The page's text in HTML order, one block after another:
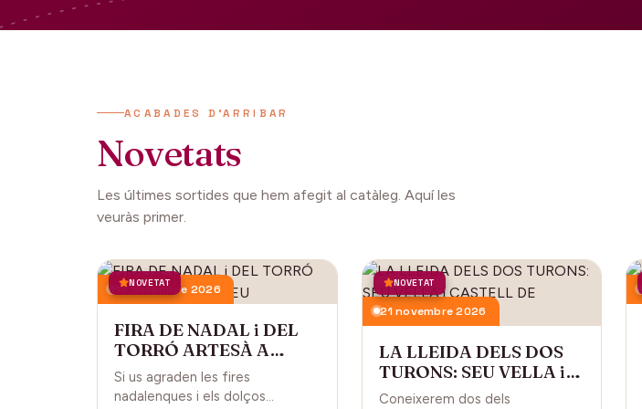
ACABADES D'ARRIBAR
Novetats
Les últimes sortides que hem afegit al catàleg. Aquí les
veuràs primer.
NOVETAT
13 desembre 2026
FIRA DE NADAL i DEL
TORRÓ ARTESÀ A
CARDEDEU
Si us agraden les fires
nadalenques i els dolços
NOVETAT
21 novembre 2026
LA LLEIDA DELS DOS
TURONS: SEU VELLA i
CASTELL DE GARDENY
Coneixerem dos dels